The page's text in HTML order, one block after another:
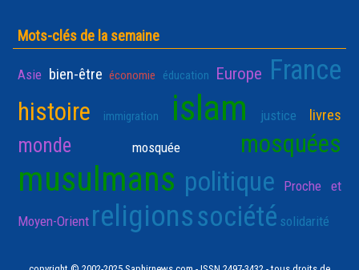
Mots-clés de la semaine
Asie bien-être économie éducation Europe France
histoire immigration islam justice livres
monde mosquée mosquées
musulmans politique Proche et
Moyen-Orient religionssociété solidarité